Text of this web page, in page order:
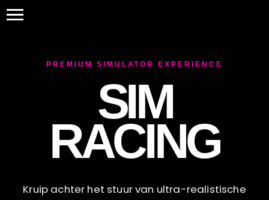
PREMIUM SIMULATOR EXPERIENCE
SIM
RACING
Kruip achter het stuur van ultra-realistische